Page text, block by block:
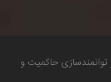
حاکمیت و